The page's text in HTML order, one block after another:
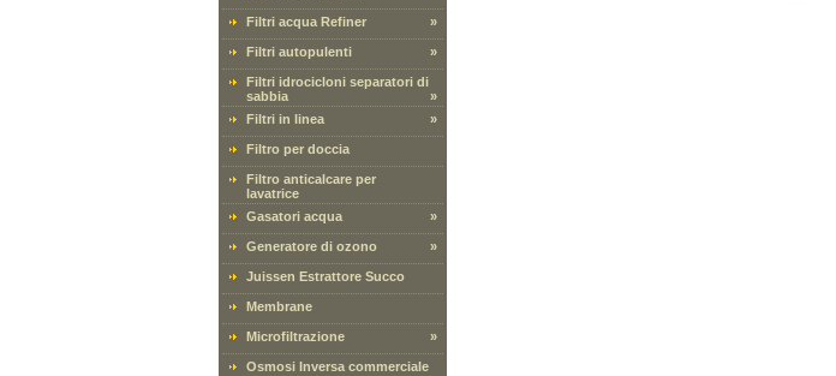
Filtri acqua Refiner »
Filtri autopulenti »
Filtri idrocicloni separatori di
sabbia
»
Filtri in linea
»
Filtro per doccia
Filtro anticalcare per
lavatrice
Gasatori acqua
»
Generatore di ozono »
Juissen Estrattore Succo
Membrane
Microfiltrazione »
Osmosi Inversa commerciale